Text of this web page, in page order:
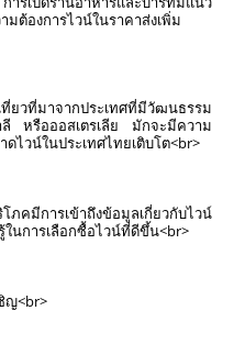
ต้องการไวน์ในราคาส่งเพิ่ม
ยวที่มาจากประเทศที่มีวัฒนธรรม
หรือออสเตรเลีย มักจะมีความ
ไวน์ในประเทศไทยเติบโต<br>
ภคมีการเข้าถึงข้อมูลเกี่ยวกับไวน์
นการเลือกซื้อไวน์ที่ดีขึ้น<br>
ญ<br>